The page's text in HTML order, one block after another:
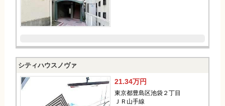
シティハウスノヴァ
21.34万円
東京都豊島区池袋２丁目
ＪＲ山手線